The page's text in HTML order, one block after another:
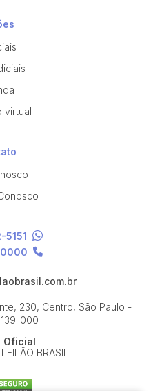
virtual
5151
0000
230, Centro, São Paulo -
000
Oficial
BRASIL